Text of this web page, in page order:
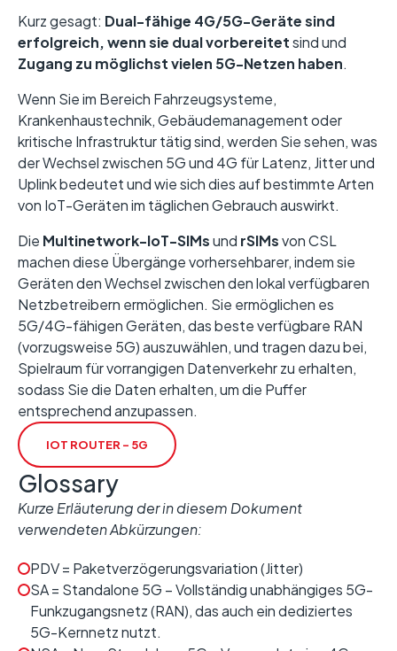
Kurz gesagt: Dual-fähige 4G/5G-Geräte sind
erfolgreich, wenn sie dual vorbereitetsind und
Zugang zu möglichst vielen 5G-Netzen haben.
Wenn Sie im Bereich Fahrzeugsysteme,
Krankenhaustechnik, Gebäudemanagement oder
kritische Infrastruktur tätig sind, werden Sie sehen, was
der Wechsel zwischen 5G und 4G für Latenz, Jitter und
Uplink bedeutet und wie sich dies auf bestimmte Arten
von IoT-Geräten im täglichen Gebrauch auswirkt.
Die Multinetwork-IoT-SIMsund rSIMsvon CSL
machen diese Übergänge vorhersehbarer, indem sie
Geräten den Wechsel zwischen den lokal verfügbaren
Netzbetreibern ermöglichen. Sie ermöglichen es
5G/4G-fähigen Geräten, das beste verfügbare RAN
(vorzugsweise 5G) auszuwählen, und tragen dazu bei,
Spielraum für vorrangigen Datenverkehr zu erhalten,
sodass Sie die Daten erhalten, um die Puffer
entsprechend anzupassen.
IOT ROUTER – 5G
Glossary
Kurze Erläuterung der in diesem Dokument
verwendeten Abkürzungen:
PDV = Paketverzögerungsvariation (Jitter)
SA = Standalone 5G – Vollständig unabhängiges 5G-
Funkzugangsnetz (RAN), das auch ein dediziertes
5G-Kernnetz nutzt.